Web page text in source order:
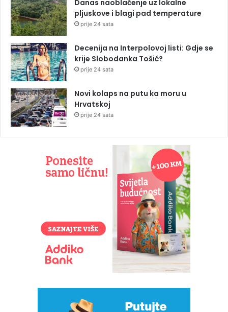
Danas naoblačenje uz lokalne
pljuskove i blagi pad temperature
prije 24 sata
Decenija na Interpolovoj listi: Gdje se
krije Slobodanka Tošić?
prije 24 sata
Novi kolaps na putu ka moru u
Hrvatskoj
prije 24 sata